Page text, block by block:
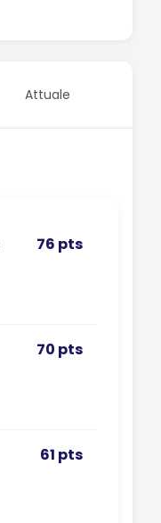
Attuale
76 pts
70 pts
61 pts